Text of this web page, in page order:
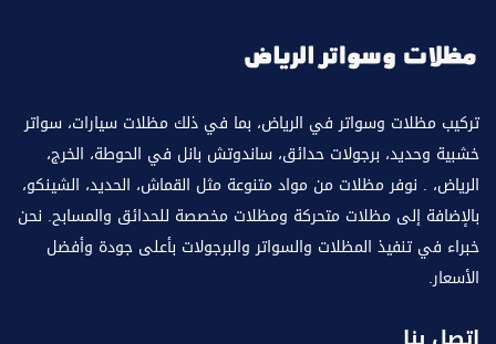
تركيب مظلات وسواتر في الرياض، بما في ذلك مظلات سيارات، سواتر
خشبية وحديد، برجولات حدائق، ساندوتش بانل في الحوطة، الخرج،
الرياض، . نوفر مظلات من مواد متنوعة مثل القماش، الحديد، الشينكو،
بالإضافة إلى مظلات متحركة ومظلات مخصصة للحدائق والمسابح. نحن
خبراء في تنفيذ المظلات والسواتر والبرجولات بأعلى جودة وأفضل
الأسعار.